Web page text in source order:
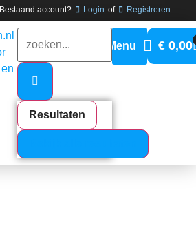
Bestaand account? Login of Registreren
Resultaten
€0,00